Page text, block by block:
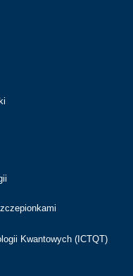
Kwantowych (ICTQT)